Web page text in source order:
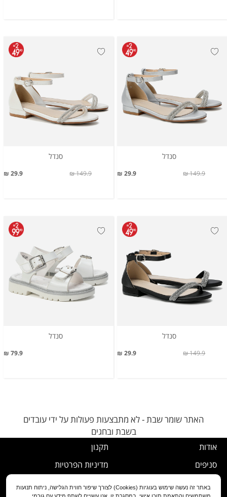
סנדל
29.9 ₪ 149.9 ₪
סנדל
29.9 ₪ 149.9 ₪
סנדל
29.9 ₪ 149.9 ₪
סנדל
79.9 ₪
האתר שומר שבת - לא מתבצעות פעולות על ידי עובדים
בשבת ובחגים
אודות
סניפים
תקנון
מדיניות הפרטיות
נוהל ביטול עסקה
באתר זה נעשה שימוש בעוגיות (Cookies) לצורך שיפור חווית הגלישה, ניתוח תנועות